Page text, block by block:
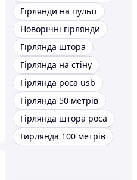
Гірлянди на пульті
Новорічні гірлянди
Гірлянда штора
Гірлянда на стіну
Гірлянда роса usb
Гірлянда 50 метрів
Гірлянда штора роса
Гирлянда 100 метрів